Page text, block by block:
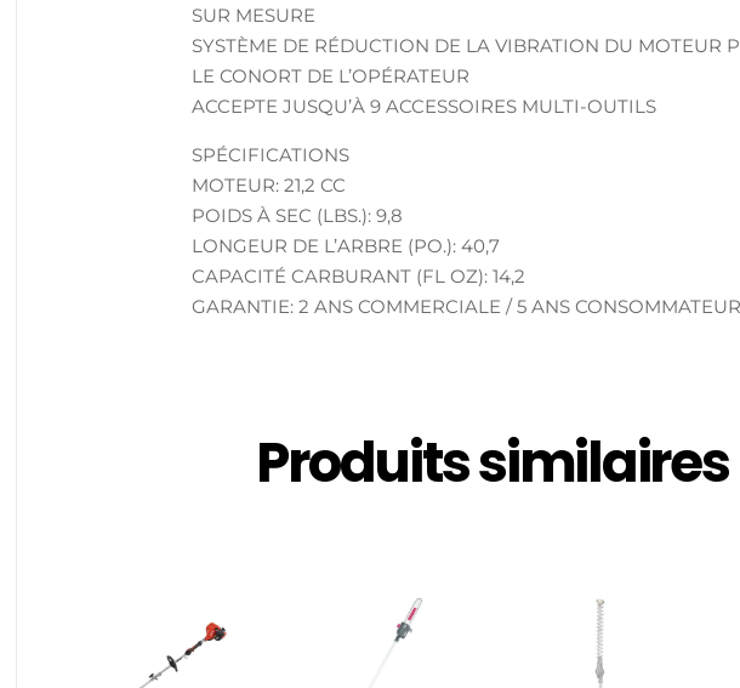
SUR MESURE
SYSTÈME DE RÉDUCTION DE LA VIBRATION DU MOTEUR
LE CONORT DE L’OPÉRATEUR
ACCEPTE JUSQU’À 9 ACCESSOIRES MULTI-OUTILS
SPÉCIFICATIONS
MOTEUR: 21,2 CC
POIDS À SEC (LBS.): 9,8
LONGEUR DE L’ARBRE (PO.): 40,7
CAPACITÉ CARBURANT (FL OZ): 14,2
GARANTIE: 2 ANS COMMERCIALE / 5 ANS
Produits similaires